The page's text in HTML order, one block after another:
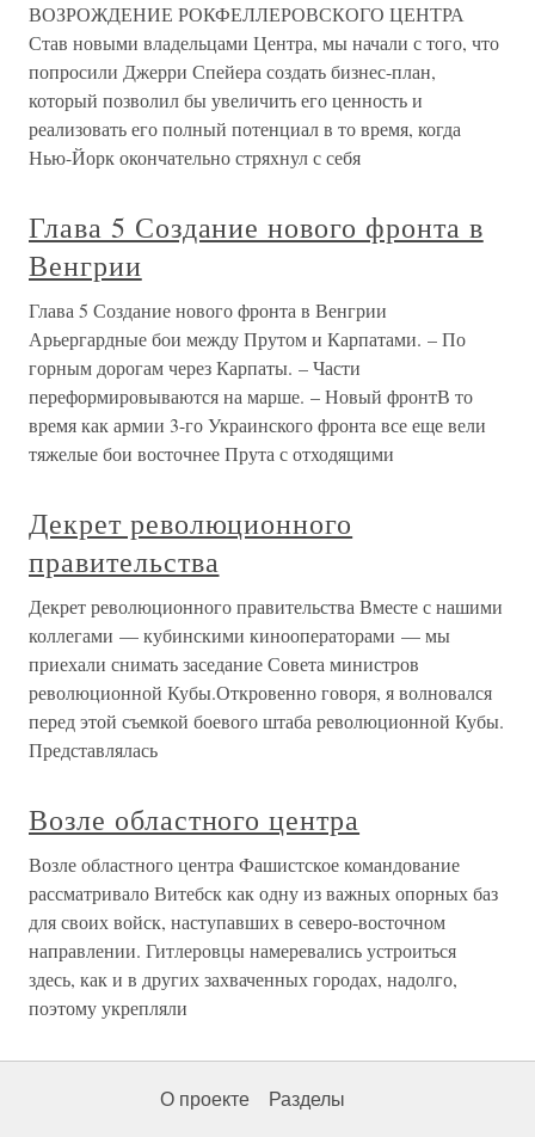
ВОЗРОЖДЕНИЕ РОКФЕЛЛЕРОВСКОГО ЦЕНТРА
Став новыми владельцами Центра, мы начали с того, что
попросили Джерри Спейера создать бизнес-план,
который позволил бы увеличить его ценность и
реализовать его полный потенциал в то время, когда
Нью-Йорк окончательно стряхнул с себя
Глава 5 Создание нового фронта в
Венгрии
Глава 5 Создание нового фронта в Венгрии
Арьергардные бои между Прутом и Карпатами. – По
горным дорогам через Карпаты. – Части
переформировываются на марше. – Новый фронтВ то
время как армии 3-го Украинского фронта все еще вели
тяжелые бои восточнее Прута с отходящими
Декрет революционного
правительства
Декрет революционного правительства Вместе с нашими
коллегами — кубинскими кинооператорами — мы
приехали снимать заседание Совета министров
революционной Кубы.Откровенно говоря, я волновался
перед этой съемкой боевого штаба революционной Кубы.
Представлялась
Возле областного центра
Возле областного центра Фашистское командование
рассматривало Витебск как одну из важных опорных баз
для своих войск, наступавших в северо-восточном
направлении. Гитлеровцы намеревались устроиться
здесь, как и в других захваченных городах, надолго,
поэтому укрепляли
О проекте Разделы